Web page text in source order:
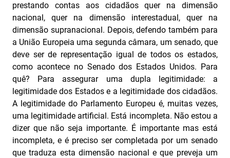
prestando contas aos cidadãos quer na dimensão
nacional, quer na dimensão interestadual, quer na
dimensão supranacional. Depois, defendo também para
a União Europeia uma segunda câmara, um senado, que
deve ser de representação igual de todos os estados,
como acontece no Senado dos Estados Unidos. Para
quê? Para assegurar uma dupla legitimidade: a
legitimidade dos Estados e a legitimidade dos cidadãos.
A legitimidade do Parlamento Europeu é, muitas vezes,
uma legitimidade artificial. Está incompleta. Não estou a
dizer que não seja importante. É importante mas está
incompleta, e é preciso ser completada por um senado
que traduza esta dimensão nacional e que preveja um